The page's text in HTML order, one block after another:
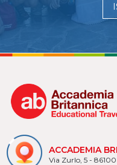
ACCADEMIA
Via Zurlo, 5 -